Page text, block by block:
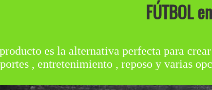
FÚTBOL
es la alternativa perfecta para
, entretenimiento , reposo y varias